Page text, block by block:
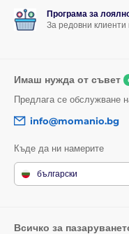
Програма за
За редовни клиенти
Имаш нужда от съвет
Предлага се обслужване
info@momanio.bg
Къде да ни намерите
български
Всичко за